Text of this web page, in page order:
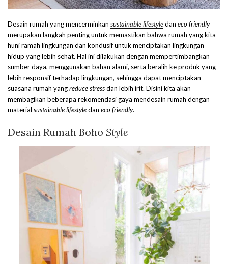
Desain rumah yang mencerminkan sustainable lifestyledan eco friendly
merupakan langkah penting untuk memastikan bahwa rumah yang kita
huni ramah lingkungan dan kondusif untuk menciptakan lingkungan
hidup yang lebih sehat. Hal ini dilakukan dengan mempertimbangkan
sumber daya, menggunakan bahan alami, serta beralih ke produk yang
lebih responsif terhadap lingkungan, sehingga dapat menciptakan
suasana rumah yangreduce stressdan lebih irit. Disini kita akan
membagikan beberapa rekomendasi gaya mendesain rumah dengan
material sustainable lifestyledan eco friendly.
Desain Rumah Boho Style